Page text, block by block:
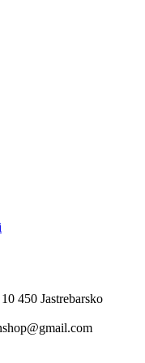
450 Jastrebarsko